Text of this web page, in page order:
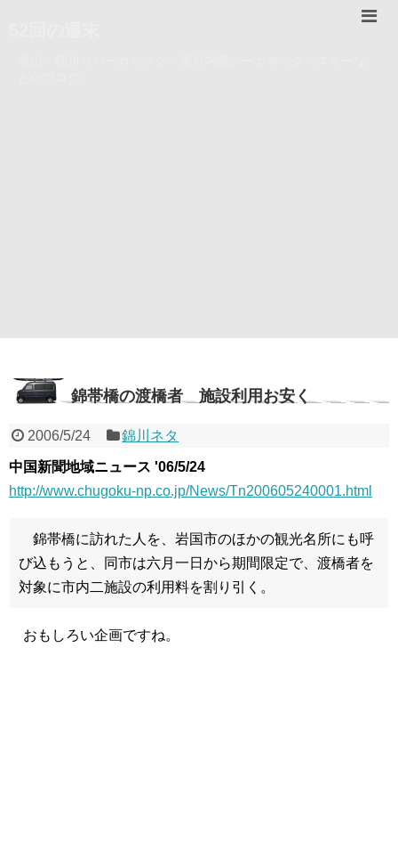
錦帯橋の渡橋者 施設利用お安く
2006/5/24 錦川ネタ
中国新聞地域ニュース '06/5/24
http://www.chugoku-np.co.jp/News/Tn200605240001.html
錦帯橋に訪れた人を、岩国市のほかの観光名所にも呼
び込もうと、同市は六月一日から期間限定で、渡橋者を
対象に市内二施設の利用料を割り引く。
おもしろい企画ですね。